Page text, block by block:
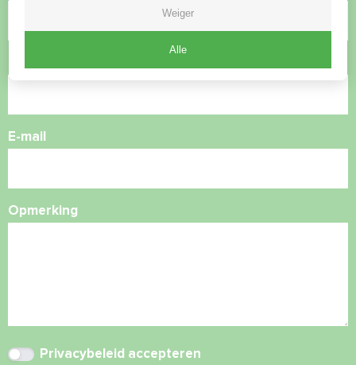
E-mail
Opmerking
Privacybeleid accepteren
Weiger
Alle